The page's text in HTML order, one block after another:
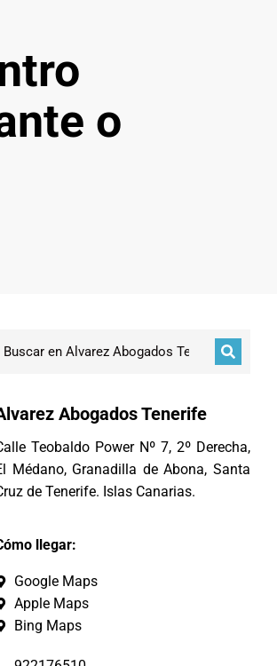
o
Abogados Tenerife
Teobaldo Power Nº 7, 2º Derecha,
Médano, Granadilla de Abona, Santa
de Tenerife. Islas Canarias.
llegar:
Google Maps
Apple Maps
Bing Maps